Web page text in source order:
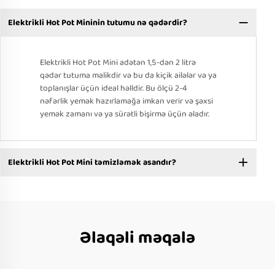
Elektrikli Hot Pot Mininin tutumu nə qədərdir?
Elektrikli Hot Pot Mini adətən 1,5-dən 2 litrə
qədər tutuma malikdir və bu da kiçik ailələr və ya
toplanışlar üçün ideal həlldir. Bu ölçü 2-4
nəfərlik yemək hazırlamağa imkan verir və şəxsi
yemək zamanı və ya sürətli bişirmə üçün əladır.
Elektrikli Hot Pot Mini təmizləmək asandır?
Əlaqəli məqalə